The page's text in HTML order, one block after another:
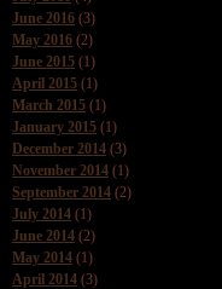
June 2016 (3)
May 2016 (2)
June 2015 (1)
April 2015 (1)
March 2015 (1)
January 2015 (1)
December 2014 (3)
November 2014 (1)
September 2014 (2)
July 2014 (1)
June 2014 (2)
May 2014 (1)
April 2014 (3)